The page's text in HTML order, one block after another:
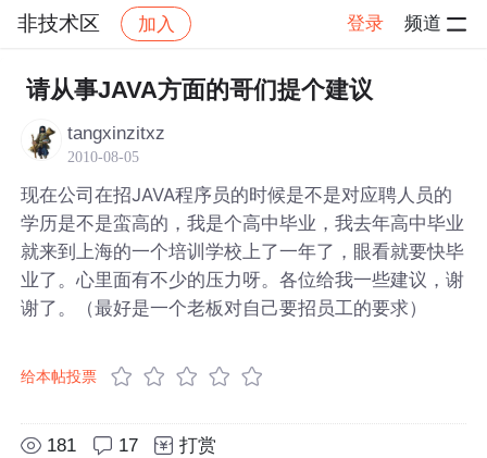
非技术区 加入 登录 频道
社区 非技术区 帖子详情
请从事JAVA方面的哥们提个建议
tangxinzitxz
2010-08-05
现在公司在招JAVA程序员的时候是不是对应聘人员的
学历是不是蛮高的，我是个高中毕业，我去年高中毕业
就来到上海的一个培训学校上了一年了，眼看就要快毕
业了。心里面有不少的压力呀。各位给我一些建议，谢
谢了。（最好是一个老板对自己要招员工的要求）
给本帖投票
181 17 打赏